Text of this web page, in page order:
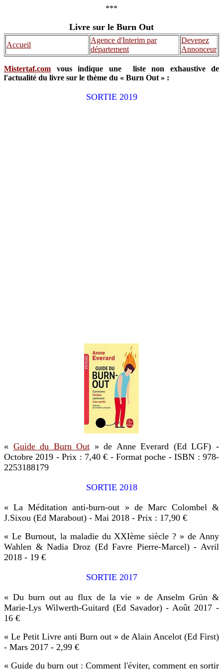
***
Livre sur le Burn Out
Accueil
Agence d'Interim par
département
Devenez
Annonceur
Mistertaf.com vous indique une liste non exhaustive de
l'actualité du livre sur le thème du « Burn Out » :
SORTIE 2019
« Guide du Burn Out » de Anne Everard (Ed LGF) -
Octobre 2019 - Prix : 7,40 € - Format poche - ISBN : 978-
2253188179
SORTIE 2018
« La Méditation anti-burn-out » de Marc Colombel &
J.Sixou (Ed Marabout) - Mai 2018 - Prix : 17,90 €
« Le Burnout, la maladie du XXIème siècle ? » de Anny
Wahlen & Nadia Droz (Ed Favre Pierre-Marcel) - Avril
2018 - 19 €
SORTIE 2017
« Du burn out au flux de la vie » de Anselm Grün &
Marie-Lys Wilwerth-Guitard (Ed Savador) - Août 2017 -
16 €
« Le Petit Livre anti Burn out » de Alain Ancelot (Ed First)
- Mars 2017 - 2,99 €
« Guide du burn out : Comment l'éviter, comment en sortir